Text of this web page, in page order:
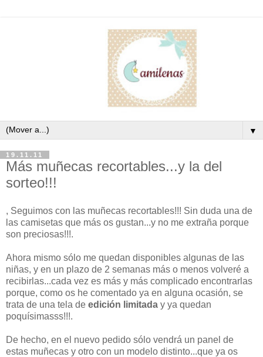
▼
19.11.11
Más muñecas recortables...y la del
sorteo!!!
, Seguimos con las muñecas recortables!!! Sin duda una de
las camisetas que más os gustan...y no me extraña porque
son preciosas!!!.
Ahora mismo sólo me quedan disponibles algunas de las
niñas, y en un plazo de 2 semanas más o menos volveré a
recibirlas...cada vez es más y más complicado encontrarlas
porque, como os he comentado ya en alguna ocasión, se
trata de una tela de edición limitada y ya quedan
poquísimasss!!!.
De hecho, en el nuevo pedido sólo vendrá un panel de
estas muñecas y otro con un modelo distinto...que ya os